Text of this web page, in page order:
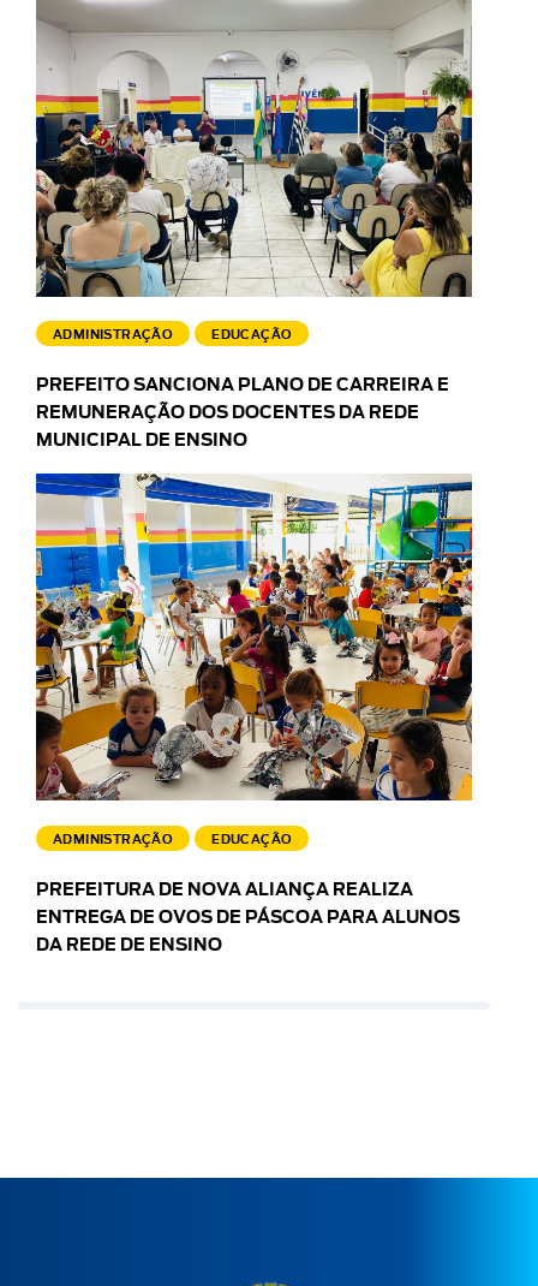
ADMINISTRAÇÃO EDUCAÇÃO
PREFEITO SANCIONA PLANO DE CARREIRA E
REMUNERAÇÃO DOS DOCENTES DA REDE
MUNICIPAL DE ENSINO
ADMINISTRAÇÃO EDUCAÇÃO
PREFEITURA DE NOVA ALIANÇA REALIZA
ENTREGA DE OVOS DE PÁSCOA PARA ALUNOS
DA REDE DE ENSINO